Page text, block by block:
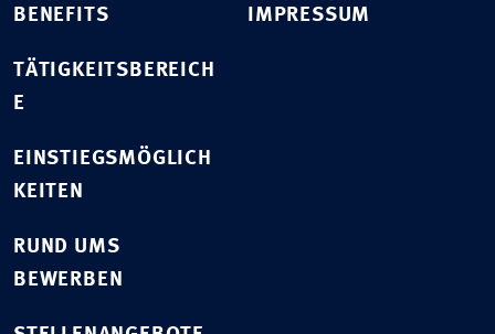
BENEFITS
TÄTIGKEITSBEREICH
E
EINSTIEGSMÖGLICH
KEITEN
RUND UMS
BEWERBEN
IMPRESSUM